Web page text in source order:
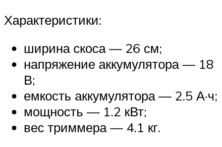
Характеристики:
ширина скоса — 26 см;
напряжение аккумулятора — 18
В;
емкость аккумулятора — 2.5 А·ч;
мощность — 1.2 кВт;
вес триммера — 4.1 кг.